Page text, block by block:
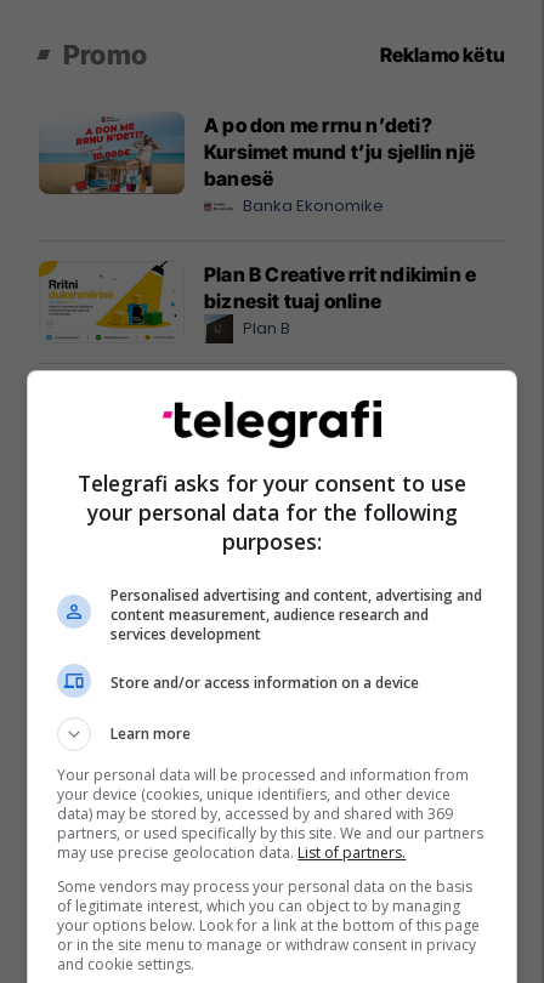
Promo Reklamo këtu
A po don me rrnu n’deti?
Kursimet mund t’ju sjellin një
banesë
Banka Ekonomike
Plan B Creative rrit ndikimin e
biznesit tuaj online
Plan B
Po kërkoni mjek apo klinikë në
Kosovë? Njihuni me
GjejeMjekun.com
GjejeMjekun
Lokal 517m² me tarracë në shitje
favorshme për zhvillimin e
biznesit #15796
Pro Real Estate
Telegrafi asks for your consent to use
your personal data for the following
purposes:
Personalised advertising and content, advertising and
content measurement, audience research and
services development
Store and/or access information on a device
Learn more
Your personal data will be processed and information from
your device (cookies, unique identifiers, and other device
data) may be stored by, accessed by and shared with 369
partners, or used specifically by this site. We and our partners
may use precise geolocation data. List of partners.
Some vendors may process your personal data on the basis
of legitimate interest, which you can object to by managing
your options below. Look for a link at the bottom of this page
or in the site menu to manage or withdraw consent in privacy
and cookie settings.